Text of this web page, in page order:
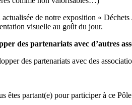
de notre exposition «
visuelle au goût du jour.
des partenariats avec d’autres
des partenariats avec des
êtes partant(e) pour participer à ce